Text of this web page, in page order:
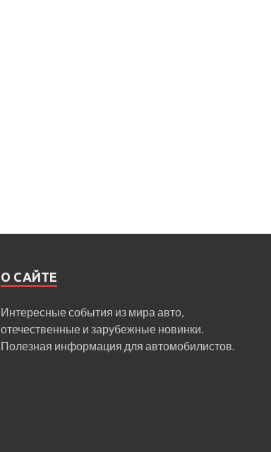
О САЙТЕ
Интересные события из мира авто,
отечественные и зарубежные новинки.
Полезная информация для автомобилистов.